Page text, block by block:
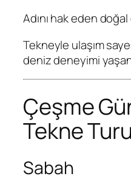
Adını hak eden
Tekneyle ulaşım
deniz deneyimi
Çeşme
Tekne
Sabah